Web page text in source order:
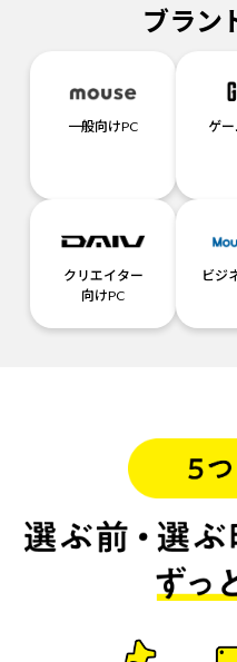
ブラン
一般向けPC ゲ
クリエイター
向けPC
ビジ